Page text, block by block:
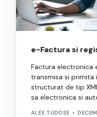
e-Factura si
Factura electronica
transmisa si
structurat de tip
sa electronica si
ALEX.TUDOSE